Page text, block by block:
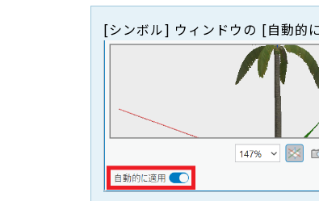
[シンボル] ウィンドウの [自動的